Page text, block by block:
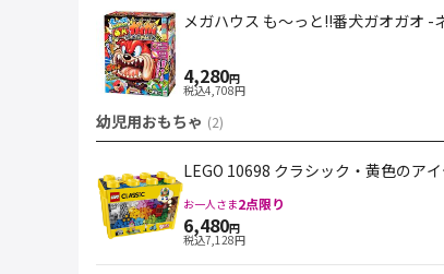
メガハウス も～っと!!番犬ガオガオ -
4,280円
税込4,708円
幼児用おもちゃ (2)
LEGO 10698 クラシック・黄色のア
お一人さま2点限り
6,480円
税込7,128円